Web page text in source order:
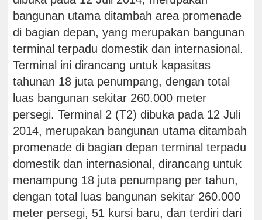
bangunan utama ditambah area promenade
di bagian depan, yang merupakan bangunan
terminal terpadu domestik dan internasional.
Terminal ini dirancang untuk kapasitas
tahunan 18 juta penumpang, dengan total
luas bangunan sekitar 260.000 meter
persegi. Terminal 2 (T2) dibuka pada 12 Juli
2014, merupakan bangunan utama ditambah
promenade di bagian depan terminal terpadu
domestik dan internasional, dirancang untuk
menampung 18 juta penumpang per tahun,
dengan total luas bangunan sekitar 260.000
meter persegi, 51 kursi baru, dan terdiri dari